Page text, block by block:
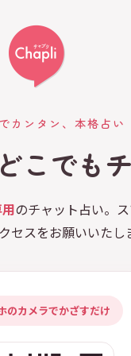
カンタン、本格占い
こでも
のチャット占い。
セスをお願いいたし
のカメラでかざすだけ